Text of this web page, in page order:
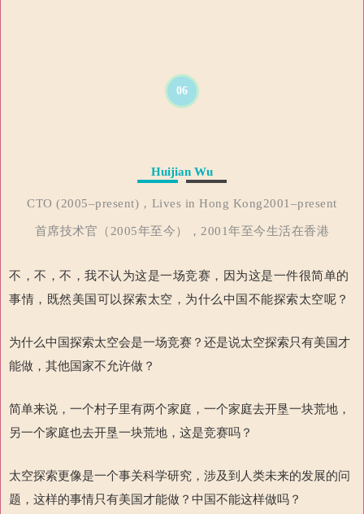
06
Huijian Wu
CTO (2005–present)，Lives in Hong Kong2001–present
首席技术官（2005年至今），2001年至今生活在香港
不，不，不，我不认为这是一场竞赛，因为这是一件很简单的
事情，既然美国可以探索太空，为什么中国不能探索太空呢？
为什么中国探索太空会是一场竞赛？还是说太空探索只有美国才
能做，其他国家不允许做？
简单来说，一个村子里有两个家庭，一个家庭去开垦一块荒地，
另一个家庭也去开垦一块荒地，这是竞赛吗？
太空探索更像是一个事关科学研究，涉及到人类未来的发展的问
题，这样的事情只有美国才能做？中国不能这样做吗？